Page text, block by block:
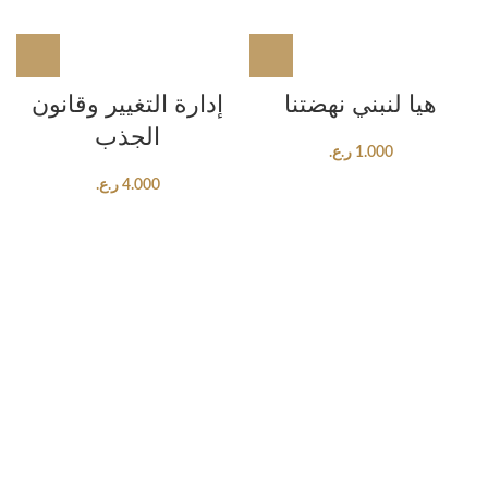
إدارة التغيير وقانون
الجذب
4.000 ر.ع.
هيا لنبني نهضتنا
1.000 ر.ع.